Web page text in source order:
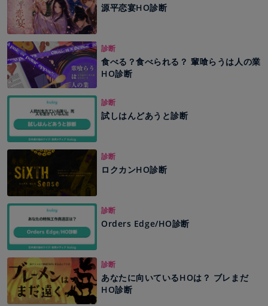
源平恋宴HO診断
診断
食べる？食べられる？ 輩喰らうは人の業
HO診断
診断
試しはんどあうと診断
診断
ロクカンHO診断
診断
Orders Edge/HO診断
診断
あなたに向いているHOは？ ブレまだ
HO診断